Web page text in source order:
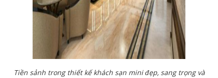
Tiền sảnh trong thiết kế khách sạn mini đẹp, sang trọng và